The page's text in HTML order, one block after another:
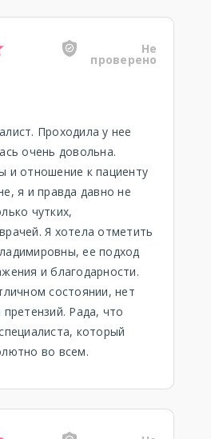
Не
проверено
Проходила у нее
очень довольна.
и отношение к пациенту
я и правда давно не
чутких,
Я хотела отметить
ее подход
и благодарности.
состоянии, нет
Рада, что
который
во всем.